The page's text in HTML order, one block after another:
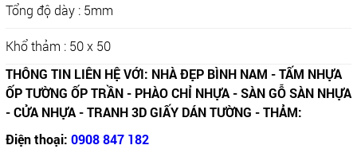
Tổng độ dày : 5mm
Khổ thảm : 50 x 50
THÔNG TIN LIÊN HỆ VỚI: NHÀ ĐẸP BÌNH NAM - TẤM NHỰA
ỐP TƯỜNG ỐP TRẦN - PHÀO CHỈ NHỰA - SÀN GỖ SÀN NHỰA
- CỬA NHỰA - TRANH 3D GIẤY DÁN TƯỜNG - THẢM:
Điện thoại: 0908 847 182